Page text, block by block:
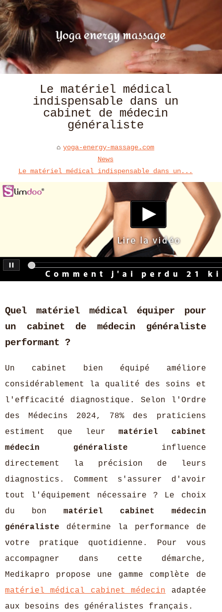
Le matériel médical
indispensable dans un
cabinet de médecin
généraliste
yoga-energy-massage.com
News
Le matériel médical indispensable dans un...
Quel matériel médical équiper pour
un cabinet de médecin généraliste
performant ?
Un cabinet bien équipé améliore
considérablement la qualité des soins et
l'efficacité diagnostique. Selon l'Ordre
des Médecins 2024, 78% des praticiens
estiment que leurmatériel cabinet
médecin généraliste influence
directement la précision de leurs
diagnostics. Comment s'assurer d'avoir
tout l'équipement nécessaire ? Le choix
du bon matériel cabinet médecin
généraliste détermine la performance de
votre pratique quotidienne. Pour vous
accompagner dans cette démarche,
Medikapro propose une gamme complète de
matériel médical cabinet médecin adaptée
aux besoins des généralistes français.